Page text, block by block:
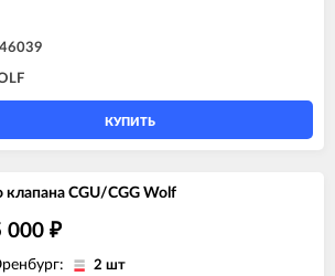
КУПИТЬ
клапана CGU/CGG Wolf
000 ₽
2 шт